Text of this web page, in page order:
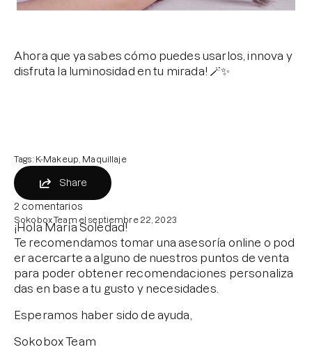
Ahora que ya sabes cómo puedes usarlos, innova y
disfruta la luminosidad en tu mirada! 🪄✨
Tags: K-Makeup Maquillaje
Share
2 comentarios
Sokobox Team el septiembre 22, 2023
¡Hola María Soledad!
Te recomendamos tomar una asesoría online o pod
er acercarte a alguno de nuestros puntos de venta
para poder obtener recomendaciones personaliza
das en base a tu gusto y necesidades.
Esperamos haber sido de ayuda,
Sokobox Team